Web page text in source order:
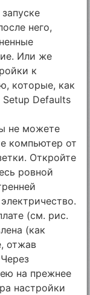
него,
Или же
к
которые, как
Setup Defaults
не можете
компьютер от
Откройте
ровной
(см. рис.
(как
отжав
на прежнее
настройки